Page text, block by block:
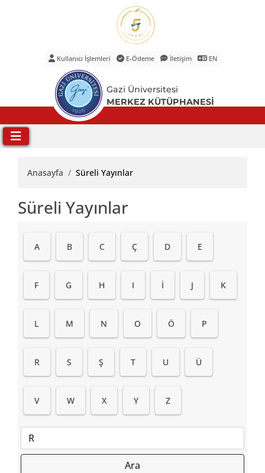
Gazi Üniversitesi
MERKEZ KÜTÜPHANESİ
Kullanıcı İşlemleri E-Ödeme İletişim EN
Anasayfa Süreli Yayınlar
Süreli Yayınlar
A B C Ç D E
F G H I İ J K
L M N O Ö P
R S Ş T U Ü
V W X Y Z
Ara